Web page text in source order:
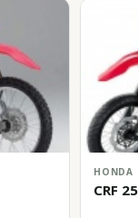
HONDA
CRF